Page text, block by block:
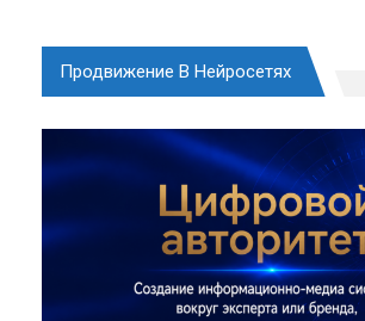
Продвижение В Нейросетях